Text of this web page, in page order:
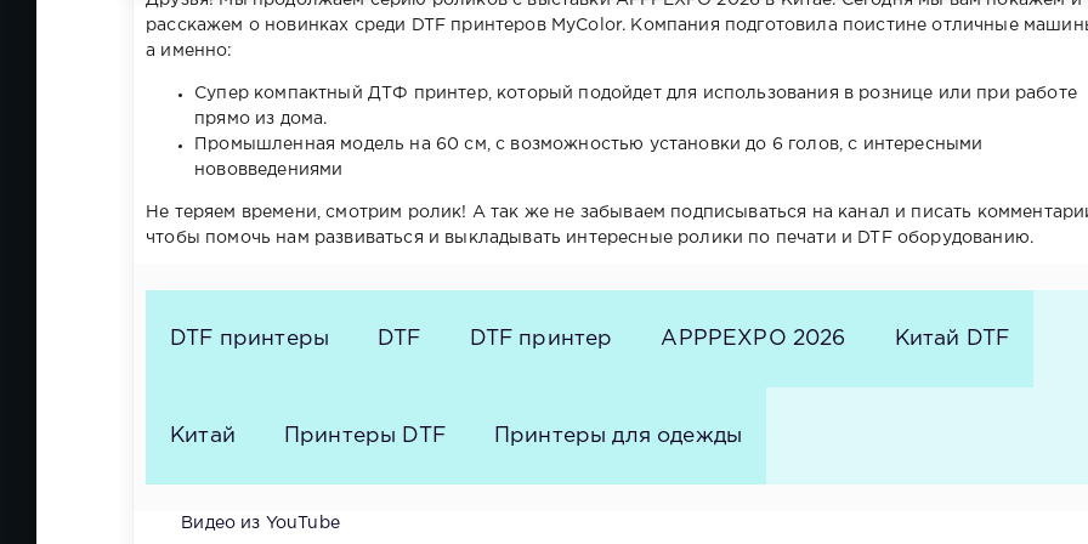
расскажем о новинках среди DTF принтеров MyColor. Компания подготовила поистине отличные
а именно:
Супер компактный ДТФ принтер, который подойдет для использования в рознице или при работе
прямо из дома.
Промышленная модель на 60 см, с возможностью установки до 6 голов, с интересными
нововведениями
Не теряем времени, смотрим ролик! А так же не забываем подписываться на канал и писать
чтобы помочь нам развиваться и выкладывать интересные ролики по печати и DTF оборудованию.
DTF принтеры DTF DTF принтер APPPEXPO 2026 Китай DTF
Китай Принтеры DTF Принтеры для одежды
Видео из YouTube